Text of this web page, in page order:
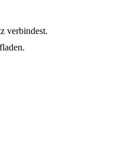
verbindest.